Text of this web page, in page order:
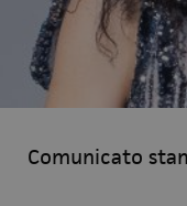
Comunicato